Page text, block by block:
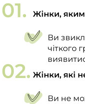
Жінки, яким
Ви
чіткого
Жінки, які
Ви не